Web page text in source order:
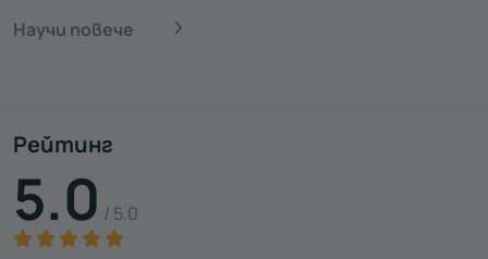
Научи повече
Рейтинг
5.0 / 5.0